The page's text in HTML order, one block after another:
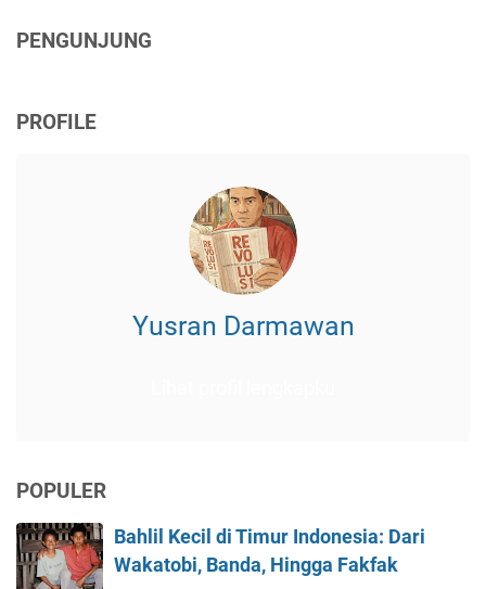
PENGUNJUNG
PROFILE
Yusran Darmawan
POPULER
Bahlil Kecil di Timur Indonesia: Dari
Wakatobi, Banda, Hingga Fakfak